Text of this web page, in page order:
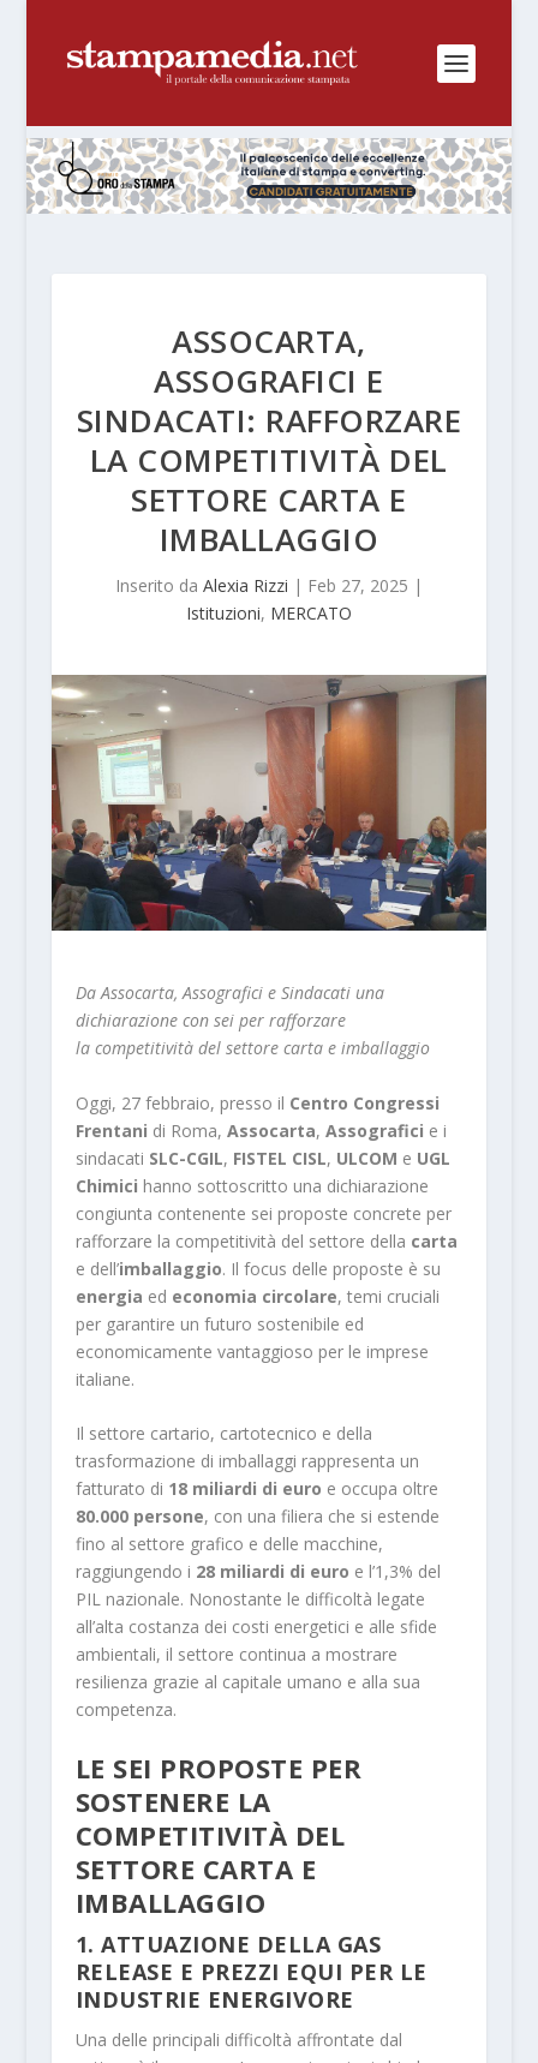
ASSOCARTA,
ASSOGRAFICI E
SINDACATI: RAFFORZARE
LA COMPETITIVITÀ DEL
SETTORE CARTA E
IMBALLAGGIO
Inserito da Alexia Rizzi | Feb 27, 2025 |
Istituzioni, MERCATO
Da Assocarta, Assografici e Sindacati una
dichiarazione con sei per rafforzare
la competitività del settore carta e imballaggio
Oggi, 27 febbraio, presso il Centro Congressi
Frentani di Roma, Assocarta, Assografici e i
sindacati SLC-CGIL, FISTEL CISL, ULCOM e UGL
Chimici hanno sottoscritto una dichiarazione
congiunta contenente sei proposte concrete per
rafforzare la competitività del settore della carta
e dell’imballaggio. Il focus delle proposte è su
energia ed economia circolare, temi cruciali
per garantire un futuro sostenibile ed
economicamente vantaggioso per le imprese
italiane.
Il settore cartario, cartotecnico e della
trasformazione di imballaggi rappresenta un
fatturato di 18 miliardi di euro e occupa oltre
80.000 persone, con una filiera che si estende
fino al settore grafico e delle macchine,
raggiungendo i 28 miliardi di euro e l’1,3% del
PIL nazionale. Nonostante le difficoltà legate
all’alta costanza dei costi energetici e alle sfide
ambientali, il settore continua a mostrare
resilienza grazie al capitale umano e alla sua
competenza.
LE SEI PROPOSTE PER
SOSTENERE LA
COMPETITIVITÀ DEL
SETTORE CARTA E
IMBALLAGGIO
1. ATTUAZIONE DELLA GAS
RELEASE E PREZZI EQUI PER LE
INDUSTRIE ENERGIVORE
Una delle principali difficoltà affrontate dal